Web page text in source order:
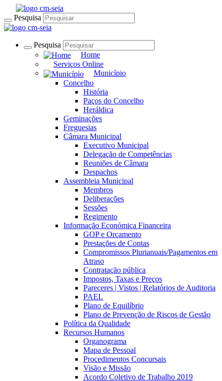
Pesquisa
Pesquisa
Home
Serviços Online
Município
Concelho
História
Paços do Concelho
Heráldica
Geminações
Freguesias
Câmara Municipal
Executivo Municipal
Delegação de Competências
Reuniões de Câmara
Despachos
Assembleia Municipal
Membros
Deliberações
Sessões
Regimento
Informação Económica Financeira
GOP e Orçamento
Prestações de Contas
Compromissos Plurianuais/Pagamentos em
Atraso
Contratação pública
Impostos, Taxas e Preços
Pareceres | Vistos | Relatórios de Auditoria
PAEL
Plano de Equilíbrio
Plano de Prevenção de Riscos de Gestão
Política da Qualidade
Recursos Humanos
Organograma
Mapa de Pessoal
Procedimentos Concursais
Visão e Missão
Acordo Coletivo de Trabalho 2019